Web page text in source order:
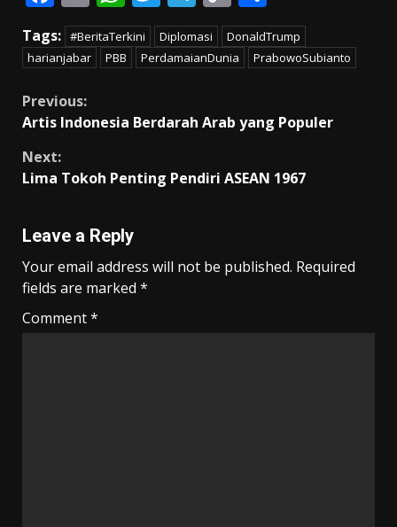
ac
e
b
o
o
k
m
ai
l
h
at
s
p
w
itt
er
el
e
gr
m
o
p
y
n
k
h
ar
e
Tags: #BeritaTerkini Diplomasi
DonaldTrump
harianjabar
PBB PerdamaianDunia PrabowoSubianto
Continue
Previous:
Artis Indonesia Berdarah Arab yang Populer
Next:
Lima Tokoh Penting Pendiri ASEAN 1967
Leave a Reply
Your email address will not be published. Required
fields are marked *
Comment*